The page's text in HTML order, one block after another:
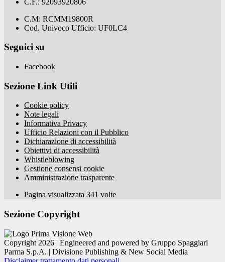
C.M: RCMM19800R
Cod. Univoco Ufficio: UF0LC4
Seguici su
Facebook
Sezione Link Utili
Cookie policy
Note legali
Informativa Privacy
Ufficio Relazioni con il Pubblico
Dichiarazione di accessibilità
Obiettivi di accessibilità
Whistleblowing
Gestione consensi cookie
Amministrazione trasparente
Pagina visualizzata 341 volte
Sezione Copyright
Copyright 2026 | Engineered and powered by Gruppo Spaggiari
Parma S.p.A. | Divisione Publishing & New Social Media